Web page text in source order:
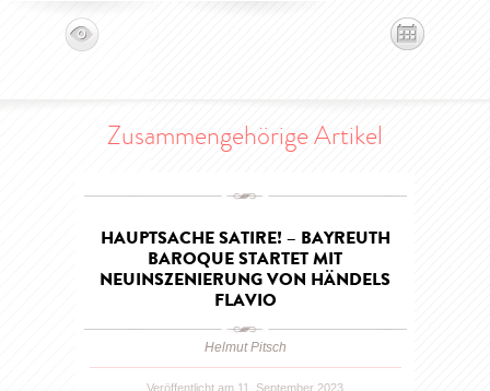
Zusammengehörige Artikel
HAUPTSACHE SATIRE! – BAYREUTH
BAROQUE STARTET MIT
NEUINSZENIERUNG VON HÄNDELS
FLAVIO
Helmut Pitsch
Veröffentlicht am 11. September 2023